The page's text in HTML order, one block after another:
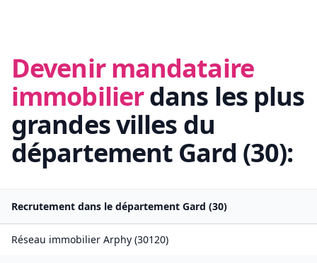
Devenir mandataire
immobilierdans les plus
grandes villes du
département Gard (30):
Recrutement dans le département Gard (30)
Réseau immobilier Arphy (30120)